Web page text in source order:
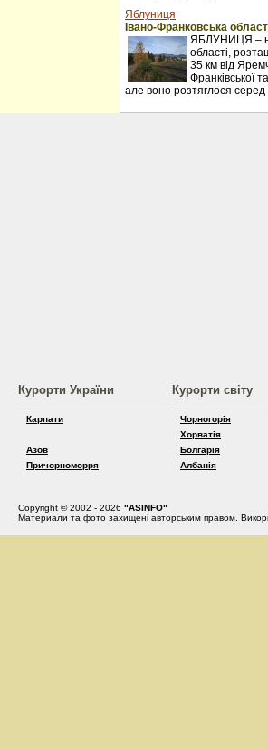
Яблуниця
Івано-Франковська
ЯБЛУНИЦЯ –
області,
35 км від
Франківської
але воно розтяглося серед
Курорти України
Карпати
Азов
Причорноморря
Курорти світу
Чорногорія
Хорватія
Болгарія
Албанія
Copyright © 2002 - 2026 "ASINFO"
Материали та фото захищені авторським правом.